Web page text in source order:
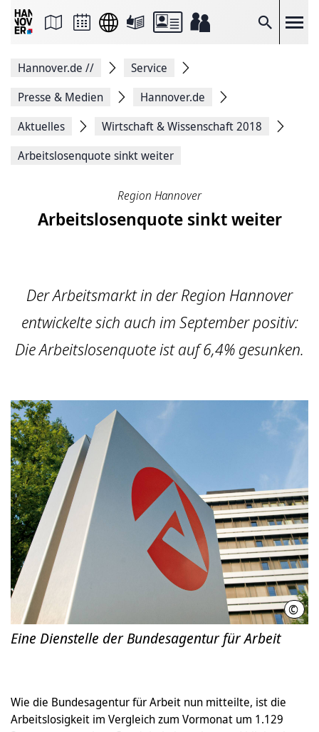
Suche
Seite
Facebook
teilen
Seitenlink
Seite
Hannover.de //
Service
Presse & Medien
Hannover.de
Aktuelles
Wirtschaft & Wissenschaft 2018
Arbeitslosenquote sinkt weiter
Region Hannover
Arbeitslosenquote sinkt weiter
Der Arbeitsmarkt in der Region Hannover
entwickelte sich auch im September positiv:
Die Arbeitslosenquote ist auf 6,4% gesunken.
©
Eine Dienstelle der Bundesagentur für Arbeit
Wie die Bundesagentur für Arbeit nun mitteilte, ist die
Arbeitslosigkeit im Vergleich zum Vormonat um 1.129